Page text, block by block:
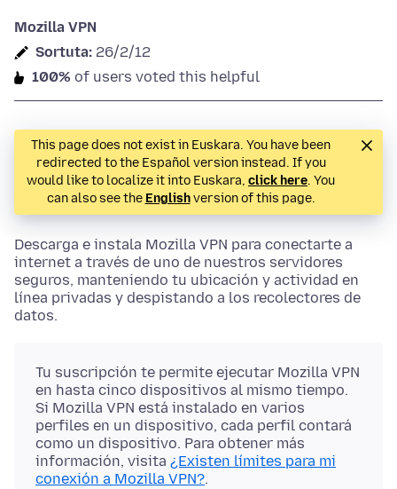
Mozilla VPN
Sortuta: 26/2/12
100% of users voted this helpful
This page does not exist in Euskara. You have been
redirected to the Español version instead. If you
would like to localize it into Euskara, click here. You
can also see the Englishversion of this page.
Descarga e instala Mozilla VPN para conectarte a
internet a través de uno de nuestros servidores
seguros, manteniendo tu ubicación y actividad en
línea privadas y despistando a los recolectores de
datos.
Tu suscripción te permite ejecutar Mozilla VPN
en hasta cinco dispositivos al mismo tiempo.
Si Mozilla VPN está instalado en varios
perfiles en un dispositivo, cada perfil contará
como un dispositivo. Para obtener más
información, visita ¿Existen límites para mi
conexión a Mozilla VPN?.